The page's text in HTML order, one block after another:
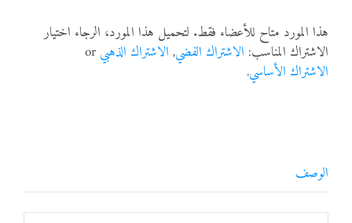
هذا المورد متاح للأعضاء فقط. لتحميل هذا المورد، الرجاء اختيار
الاشتراك المناسب: الاشتراك الفضي, الاشتراك الذهبي
الاشتراك الأساسي.
الوصف